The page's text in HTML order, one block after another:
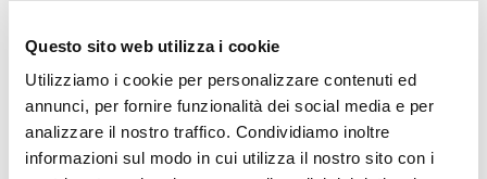
Questo sito web utilizza i cookie
Utilizziamo i cookie per personalizzare contenuti ed
annunci, per fornire funzionalità dei social media e per
analizzare il nostro traffico. Condividiamo inoltre
informazioni sul modo in cui utilizza il nostro sito con i